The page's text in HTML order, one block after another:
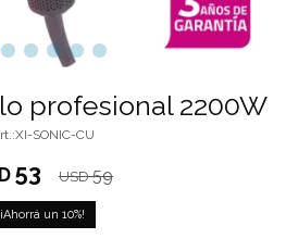
profesional 2200W
XI-SONIC-CU
53 USD 59
10